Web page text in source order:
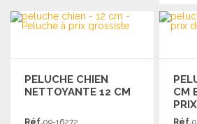
Demander un devis
PELUCHE CHIEN
NETTOYANTE 12 CM
CM